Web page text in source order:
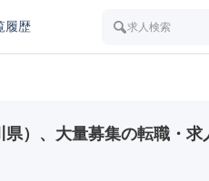
履歴 求人検索
県）、大量募集の転職・求